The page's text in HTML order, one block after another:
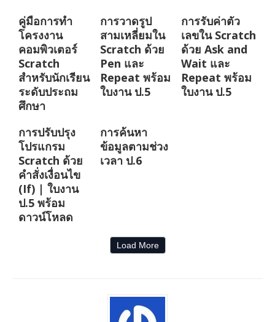
คู่มือการทำ
โครงงาน
คอมพิวเตอร์
Scratch
สำหรับนักเรียน
ระดับประถม
ศึกษา
การวาดรูป
สามเหลี่ยมใน
Scratch ด้วย
Pen และ
Repeat พร้อม
ใบงาน ป.5
การรับค่าตัว
เลขใน Scratch
ด้วย Ask and
Wait และ
Repeat พร้อม
ใบงาน ป.5
การปรับปรุง
โปรแกรม
Scratch ด้วย
คำสั่งเงื่อนไข
(If) | ใบงาน
ป.5 พร้อม
ดาวน์โหลด
การค้นหา
ข้อมูลตามช่วง
เวลา ป.6
Load More